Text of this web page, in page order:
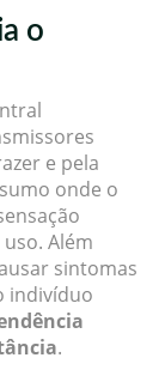
o
e pela
onde o
Além
sintomas
indivíduo
.